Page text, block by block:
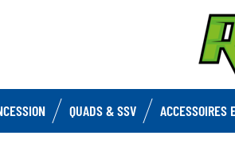
QUADS & SSV ACCESSOIRES